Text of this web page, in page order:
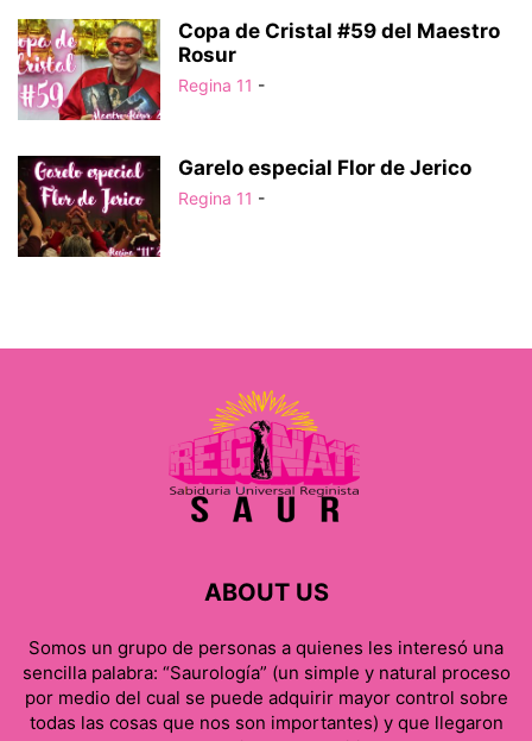
Copa de Cristal #59 del Maestro
Rosur
Regina 11 -
Garelo especial Flor de Jerico
Regina 11 -
ABOUT US
Somos un grupo de personas a quienes les interesó una
sencilla palabra: “Saurología” (un simple y natural proceso
por medio del cual se puede adquirir mayor control sobre
todas las cosas que nos son importantes) y que llegaron